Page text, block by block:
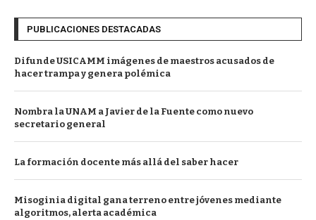
PUBLICACIONES DESTACADAS
Difunde USICAMM imágenes de maestros acusados de
hacer trampa y genera polémica
Nombra la UNAM a Javier de la Fuente como nuevo
secretario general
La formación docente más allá del saber hacer
Misoginia digital gana terreno entre jóvenes mediante
algoritmos, alerta académica